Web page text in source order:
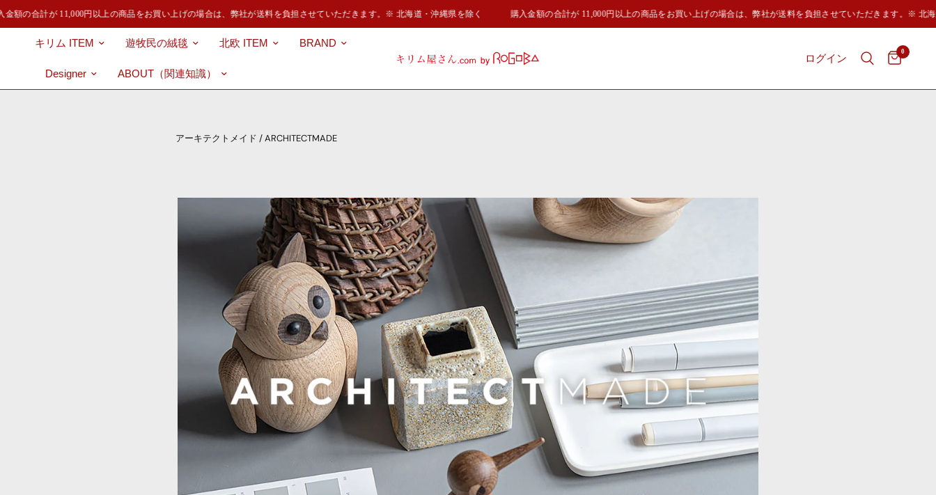
の合計が 11,000円以上の商品をお買い上げの場合は、弊社が送料を負担させていただきます。※ 北海道・沖縄県を除く 購入金額の合計が 11,000円以上の商品をお買い上げの場合は、弊社が送料を負担させていただきます。※ 北海道
キリム ITEM 遊牧民の絨毯 北欧 ITEM BRAND
Designer ABOUT（関連知識）
ログイン
0
アーキテクトメイド / ARCHITECTMADE